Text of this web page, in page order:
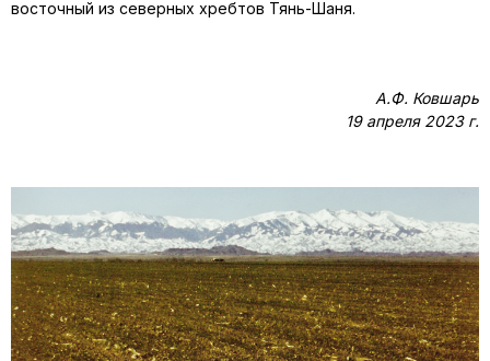
восточный из северных хребтов Тянь-Шаня.
А.Ф. Ковшарь
19 апреля 2023 г.